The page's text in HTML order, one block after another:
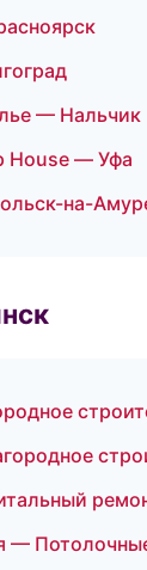
— Нальчик
House — Уфа
на-
—